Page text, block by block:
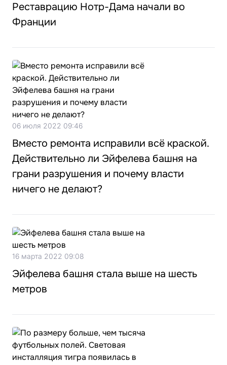
Реставрацию Нотр-Дама начали во
Франции
06 июля 2022 09:46
Вместо ремонта исправили всё краской.
Действительно ли Эйфелева башня на
грани разрушения и почему власти
ничего не делают?
16 марта 2022 09:08
Эйфелева башня стала выше на шесть
метров